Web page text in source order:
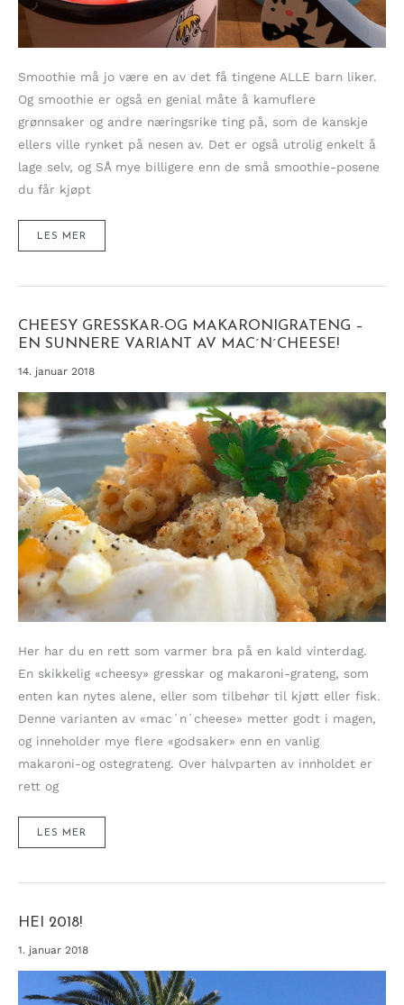
Smoothie må jo være en av det få tingene ALLE barn liker.
Og smoothie er også en genial måte å kamuflere
grønnsaker og andre næringsrike ting på, som de kanskje
ellers ville rynket på nesen av. Det er også utrolig enkelt å
lage selv, og SÅ mye billigere enn de små smoothie-posene
du får kjøpt
SUPERENKEL
TIL
NOK
FORBRUK!
LES MER
CHEESY GRESSKAR-OG MAKARONIGRATENG –
EN SUNNERE VARIANT AV MAC´N´CHEESE!
14. januar 2018
Her har du en rett som varmer bra på en kald vinterdag.
En skikkelig «cheesy» gresskar og makaroni-grateng, som
enten kan nytes alene, eller som tilbehør til kjøtt eller fisk.
Denne varianten av «mac´n´cheese» metter godt i magen,
og inneholder mye flere «godsaker» enn en vanlig
makaroni-og ostegrateng. Over halvparten av innholdet er
rett og
CHEESY
OG
SUNNERE
´N
LES MER
HEI 2018!
1. januar 2018